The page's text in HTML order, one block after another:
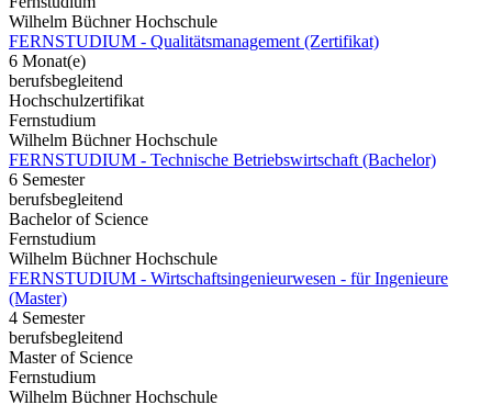
Wilhelm Büchner Hochschule
FERNSTUDIUM - Qualitätsmanagement (Zertifikat)
6 Monat(e)
berufsbegleitend
Hochschulzertifikat
Fernstudium
Wilhelm Büchner Hochschule
FERNSTUDIUM - Technische Betriebswirtschaft (Bachelor)
6 Semester
berufsbegleitend
Bachelor of Science
Fernstudium
Wilhelm Büchner Hochschule
FERNSTUDIUM - Wirtschaftsingenieurwesen - für Ingenieure
(Master)
4 Semester
berufsbegleitend
Master of Science
Fernstudium
Wilhelm Büchner Hochschule